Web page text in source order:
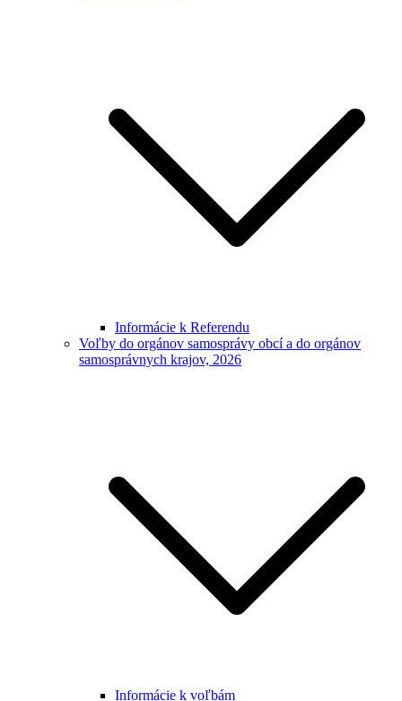
Informácie k Referendu
Voľby do orgánov samosprávy obcí a do orgánov
samosprávnych krajov, 2026
Informácie k voľbám